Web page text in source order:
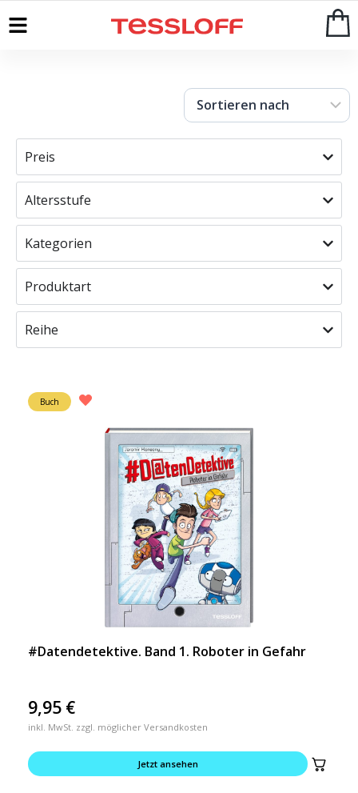
Start
Preis
Altersstufe
Kategorien
Produktart
Reihe
Buch
#Datendetektive. Band 1. Roboter in Gefahr
9,95 €
inkl. MwSt. zzgl. möglicher Versandkosten
Jetzt ansehen